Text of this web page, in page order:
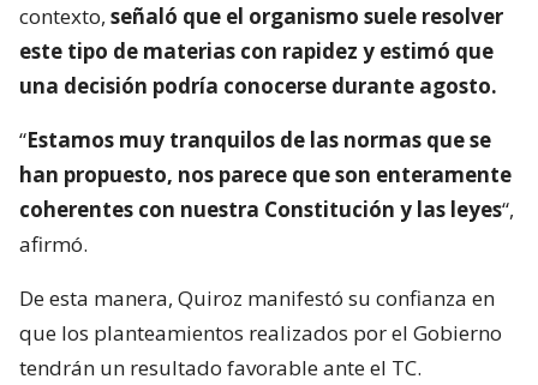
contexto, señaló que el organismo suele resolver
este tipo de materias con rapidez y estimó que
una decisión podría conocerse durante agosto.
“Estamos muy tranquilos de las normas que se
han propuesto, nos parece que son enteramente
coherentes con nuestra Constitución y las leyes“,
afirmó.
De esta manera, Quiroz manifestó su confianza en
que los planteamientos realizados por el Gobierno
tendrán un resultado favorable ante el TC.